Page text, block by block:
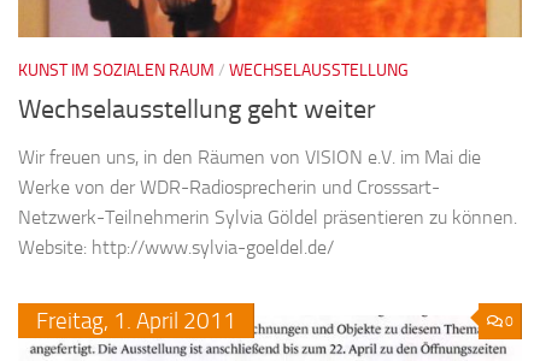
KUNST IM SOZIALEN RAUM / WECHSELAUSSTELLUNG
Wechselausstellung geht weiter
Wir freuen uns, in den Räumen von VISION e.V. im Mai die
Werke von der WDR-Radiosprecherin und Crosssart-
Netzwerk-Teilnehmerin Sylvia Göldel präsentieren zu können.
Website: http://www.sylvia-goeldel.de/
0
Freitag, 1. April 2011